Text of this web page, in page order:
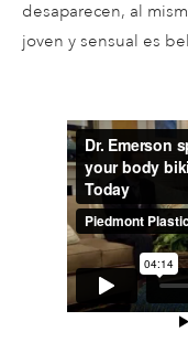
desaparecen, al
joven y sensual es